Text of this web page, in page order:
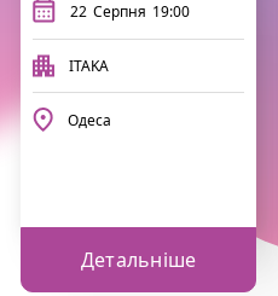
22 Серпня 19:00
ITAKA
Одеса
Детальніше